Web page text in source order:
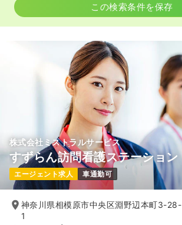
この検索条件を保存
株式会社ミストラルサービス
すずらん訪問看護ステーション
エージェント求人 車通勤可
神奈川県相模原市中央区淵野辺本町3-28-
1